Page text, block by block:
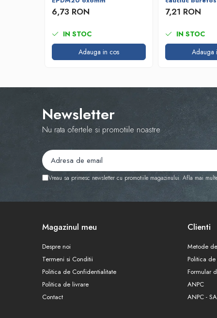
6,73 RON
IN STOC
Adauga in cos
7,21 RON
IN STOC
Adauga
Newsletter
Nu rata ofertele si promotiile noastre
Vreau sa primesc newsletter cu promotiile magazinului. Afla mai
Magazinul meu
Despre noi
Termeni si Conditii
Politica de Confidentialitate
Politica de livrare
Contact
Clienti
Metode
Politica de
Formular
ANPC
ANPC -